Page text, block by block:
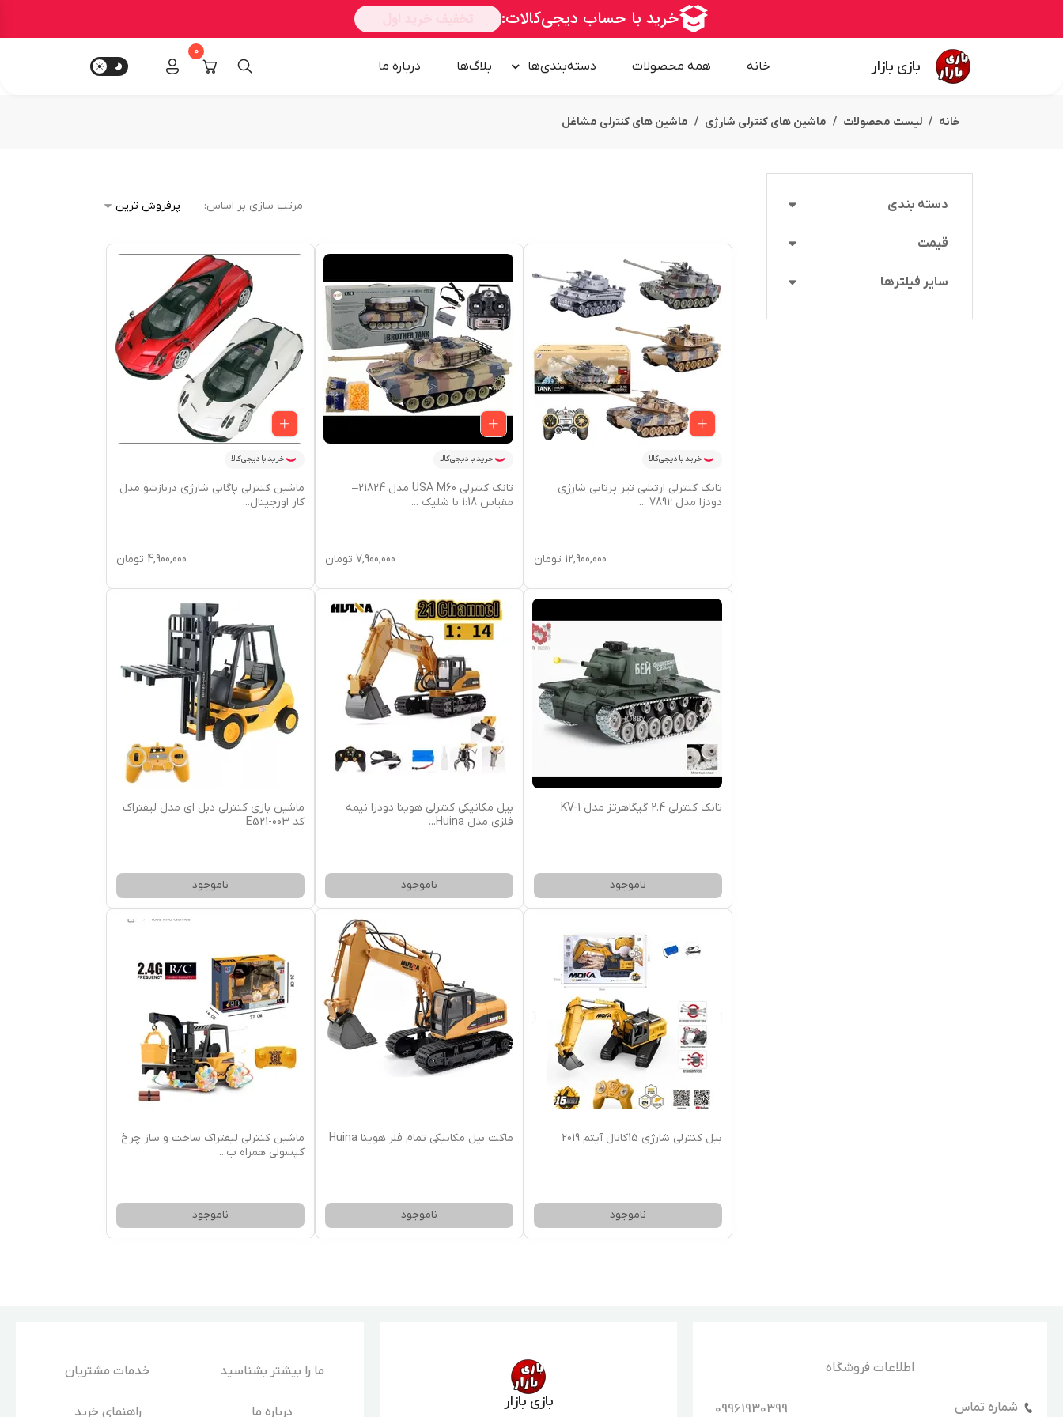
بازی بازار خانه همه محصولات دسته‌بندی‌ها بلاگ‌ها درباره‌ ما
0
خانه لیست محصولات ماشین های کنترلی شارژی ماشین های کنترلی مشاغل
دسته بندی
قیمت
سایر فیلترها
مرتب سازی بر اساس:
خرید با دیجی‌کالا
تانک کنترلی ارتشی تیر پرتابی شارژی
دودزا مدل 7892
...
12,900,000 تومان
خرید با دیجی‌کالا
تانک کنترلی USA M60 مدل 21824–
مقیاس 1:18 با شلیک
...
7,900,000 تومان
خرید با دیجی‌کالا
ماشین کنترلی پاگانی شارژی دربازشو مدل
کار اورجینال...
4,900,000 تومان
تانک کنترلی 2.4 گیگاهرتز مدل KV-1
ناموجود
بیل مکانیکی کنترلی هوینا دودزا نیمه
فلزی مدل Huina
...
ناموجود
ماشین بازی کنترلی دبل ای مدل لیفتراک
کد E521-003
ناموجود
بیل کنترلی شارژی 15کانال آیتم 2019
ناموجود
ماکت بیل مکانیکی تمام فلز هوینا Huina
ناموجود
ماشین کنترلی لیفتراک ساخت و ساز چرخ
کپسولی همراه ب...
ناموجود
اطلاعات فروشگاه
شماره تماس 09961930399 بازی بازار
ما را بیشتر بشناسید
درباره‌ ما
خدمات مشتریان
راهنمای خرید